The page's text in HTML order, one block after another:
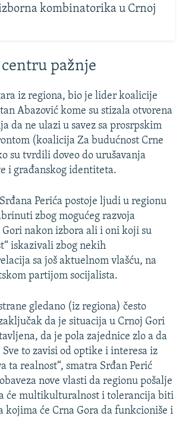
kombinatorika u Crnoj
pažnje
iz regiona, bio je lider koalicije
Abazović kome su stizala otvorena
da ne ulazi u savez sa prosrpskim
(koalicija Za budućnost Crne
su tvrdili doveo do urušavanja
i građanskog identiteta.
Perića postoje ljudi u regionu
zbog mogućeg razvoja
Gori nakon izbora ali i oni koji su
iskazivali zbog nekih
sa još aktuelnom vlašću, na
partijom socijalista.
gledano (iz regiona) često
da je situacija u Crnoj Gori
da je pola zajednice zlo a da
to zavisi od optike i interesa iz
ta realnost“, smatra Srđan Perić
nove vlasti da regionu pošalje
će multikulturalnost i tolerancija biti
kojima će Crna Gora da funkcioniše i